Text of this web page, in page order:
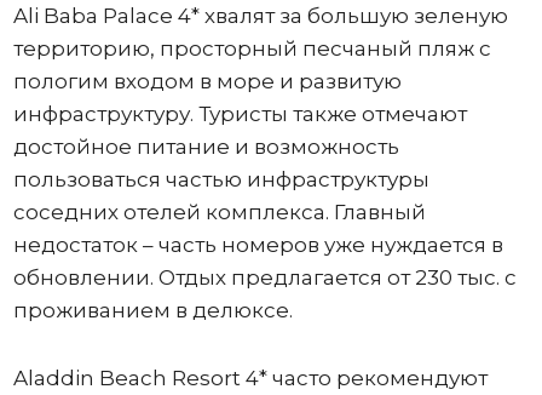
Ali Baba Palace 4* хвалят за большую зеленую
территорию, просторный песчаный пляж с
пологим входом в море и развитую
инфраструктуру. Туристы также отмечают
достойное питание и возможность
пользоваться частью инфраструктуры
соседних отелей комплекса. Главный
недостаток – часть номеров уже нуждается в
обновлении. Отдых предлагается от 230 тыс. с
проживанием в делюксе.
Aladdin Beach Resort 4* часто рекомендуют